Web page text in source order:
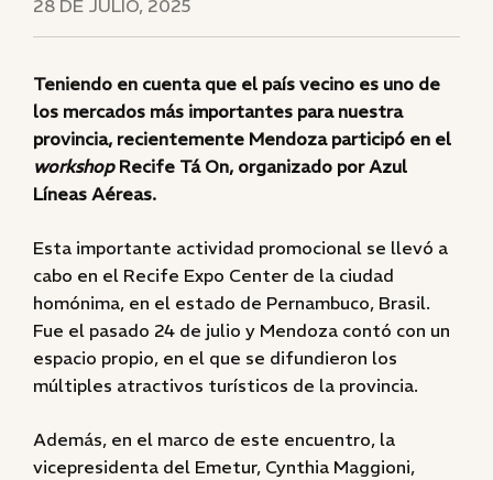
28 DE JULIO, 2025
Teniendo en cuenta que el país vecino es uno de
los mercados más importantes para nuestra
provincia, recientemente Mendoza participó en el
workshop Recife Tá On, organizado por Azul
Líneas Aéreas.
Esta importante actividad promocional se llevó a
cabo en el Recife Expo Center de la ciudad
homónima, en el estado de Pernambuco, Brasil.
Fue el pasado 24 de julio y Mendoza contó con un
espacio propio, en el que se difundieron los
múltiples atractivos turísticos de la provincia.
Además, en el marco de este encuentro, la
vicepresidenta del Emetur, Cynthia Maggioni,